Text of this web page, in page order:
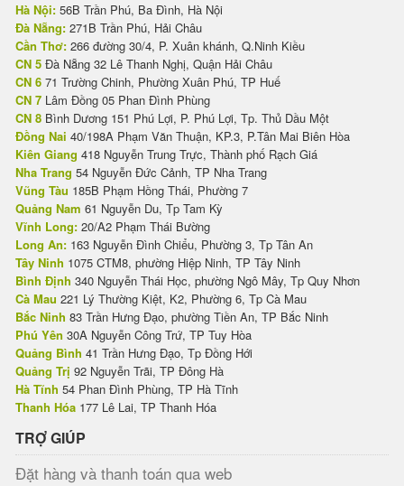
Hà Nội: 56B Trần Phú, Ba Đình, Hà Nội
Đà Nẵng: 271B Trần Phú, Hải Châu
Cần Thơ: 266 đường 30/4, P. Xuân khánh, Q.Ninh Kiều
CN 5 Đà Nẵng 32 Lê Thanh Nghị, Quận Hải Châu
CN 6 71 Trường Chinh, Phường Xuân Phú, TP Huế
CN 7 Lâm Đồng 05 Phan Đình Phùng
CN 8 Bình Dương 151 Phú Lợi, P. Phú Lợi, Tp. Thủ Dầu Một
Đồng Nai 40/198A Phạm Văn Thuận, KP.3, P.Tân Mai Biên Hòa
Kiên Giang 418 Nguyễn Trung Trực, Thành phố Rạch Giá
Nha Trang 54 Nguyễn Đức Cảnh, TP Nha Trang
Vũng Tàu 185B Phạm Hồng Thái, Phường 7
Quảng Nam 61 Nguyễn Du, Tp Tam Kỳ
Vĩnh Long: 20/A2 Phạm Thái Bường
Long An: 163 Nguyễn Đình Chiểu, Phường 3, Tp Tân An
Tây Ninh 1075 CTM8, phường Hiệp Ninh, TP Tây Ninh
Bình Định 340 Nguyễn Thái Học, phường Ngô Mây, Tp Quy Nhơn
Cà Mau 221 Lý Thường Kiệt, K2, Phường 6, Tp Cà Mau
Bắc Ninh 83 Trần Hưng Đạo, phường Tiền An, TP Bắc Ninh
Phú Yên 30A Nguyễn Công Trứ, TP Tuy Hòa
Quảng Bình 41 Trần Hưng Đạo, Tp Đồng Hới
Quảng Trị 92 Nguyễn Trãi, TP Đông Hà
Hà Tĩnh 54 Phan Đình Phùng, TP Hà Tĩnh
Thanh Hóa 177 Lê Lai, TP Thanh Hóa
TRỢ GIÚP
Đặt hàng và thanh toán qua web